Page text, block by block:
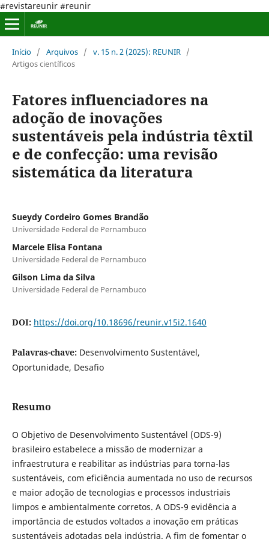
#revistareunir #reunir
Início / Arquivos / v. 15 n. 2 (2025): REUNIR /
Artigos científicos
Fatores influenciadores na
adoção de inovações
sustentáveis pela indústria têxtil
e de confecção: uma revisão
sistemática da literatura
Sueydy Cordeiro Gomes Brandão
Universidade Federal de Pernambuco
Marcele Elisa Fontana
Universidade Federal de Pernambuco
Gilson Lima da Silva
Universidade Federal de Pernambuco
DOI: https://doi.org/10.18696/reunir.v15i2.1640
Palavras-chave: Desenvolvimento Sustentável,
Oportunidade, Desafio
Resumo
O Objetivo de Desenvolvimento Sustentável (ODS-9)
brasileiro estabelece a missão de modernizar a
infraestrutura e reabilitar as indústrias para torna-las
sustentáveis, com eficiência aumentada no uso de recursos
e maior adoção de tecnologias e processos industriais
limpos e ambientalmente corretos. A ODS-9 evidência a
importância de estudos voltados a inovação em práticas
sustentáveis adotadas pela indústria. A fim de fomentar o